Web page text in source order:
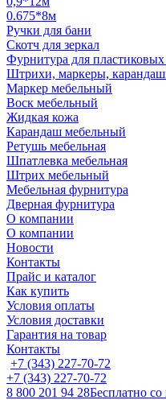
0.675*8м
Ручки для бани
Скотч для зеркал
Фурнитура для пластиковых
Штрихи, маркеры,
Маркер мебельный
Воск мебельный
Жидкая кожа
Карандаш мебельный
Ретушь мебельная
Шпатлевка мебельная
Штрих мебельный
Мебельная фурнитура
Дверная фурнитура
О компании
О компании
Новости
Контакты
Прайс и каталог
Как купить
Условия оплаты
Условия доставки
Гарантия на товар
Контакты
+7 (343) 227-70-72
+7 (343) 227-70-72
8 800 201 94 28Бесплатно